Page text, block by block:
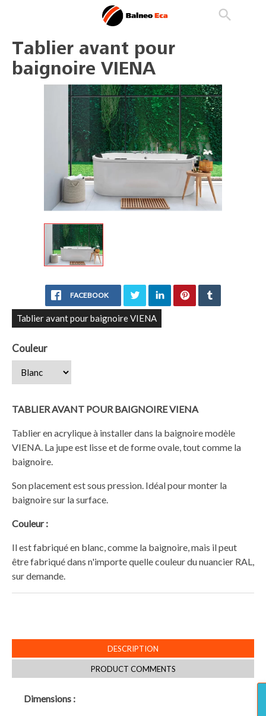
search
Tablier avant pour
baignoire VIENA
FACEBOOK
Tablier avant pour baignoire VIENA
Couleur
TABLIER AVANT POUR BAIGNOIRE VIENA
Tablier en acrylique à installer dans la baignoire modèle
VIENA. La jupe est lisse et de forme ovale, tout comme la
baignoire.
Son placement est sous pression. Idéal pour monter la
baignoire sur la surface.
Couleur :
Il est fabriqué en blanc, comme la baignoire, mais il peut
être fabriqué dans n'importe quelle couleur du nuancier RAL,
sur demande.
DESCRIPTION
PRODUCT COMMENTS
Dimensions :